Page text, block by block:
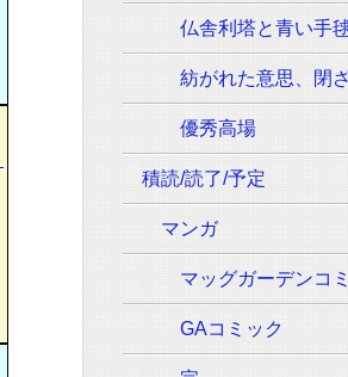
仏舎利塔と青い手
紡がれた意思、閉
優秀高場
積読/読了/予定
マンガ
GAコミック